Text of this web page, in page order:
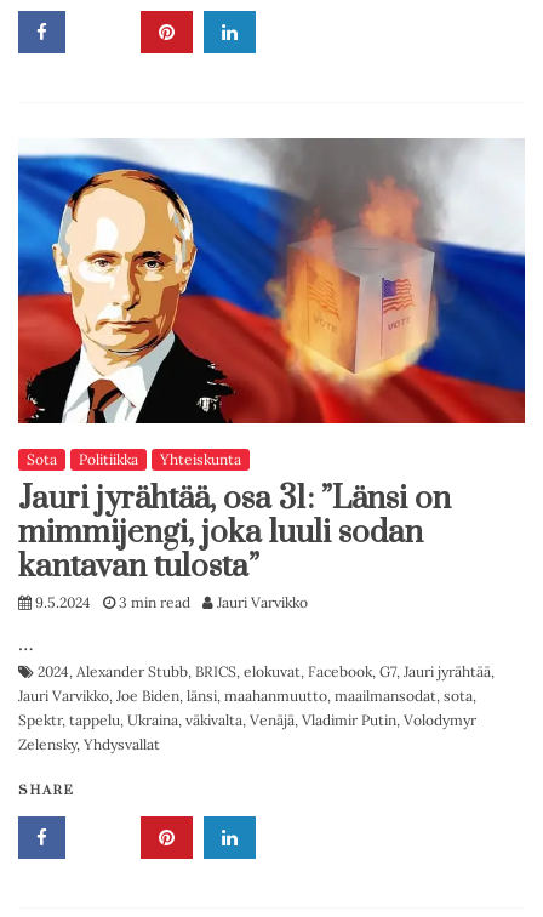
Sota Politiikka Yhteiskunta
Jauri jyrähtää, osa 31: ”Länsi on
mimmijengi, joka luuli sodan
kantavan tulosta”
9.5.2024 3 min read Jauri Varvikko
…
2024, Alexander Stubb, BRICS, elokuvat, Facebook, G7, Jauri jyrähtää,
Jauri Varvikko, Joe Biden, länsi, maahanmuutto, maailmansodat, sota,
Spektr, tappelu, Ukraina, väkivalta, Venäjä, Vladimir Putin, Volodymyr
Zelensky, Yhdysvallat
SHARE